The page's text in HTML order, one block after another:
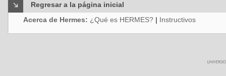
Regresar a la página inicial
Acerca de Hermes: ¿Qué es HERMES? | Instructivos